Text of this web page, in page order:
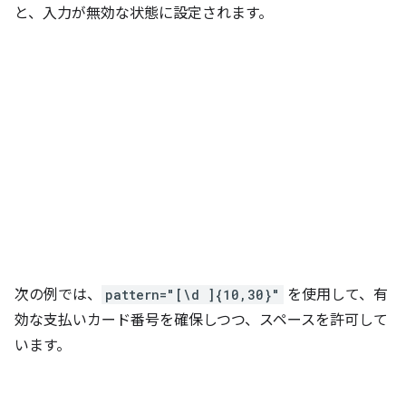
と、入力が無効な状態に設定されます。
次の例では、 pattern="[\d ]{10,30}"
を使用して、有
効な支払いカード番号を確保しつつ、スペースを許可して
います。